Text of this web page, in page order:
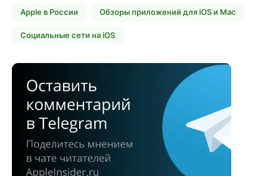
Apple в России Обзоры приложений для iOS и Mac
Социальные сети на iOS